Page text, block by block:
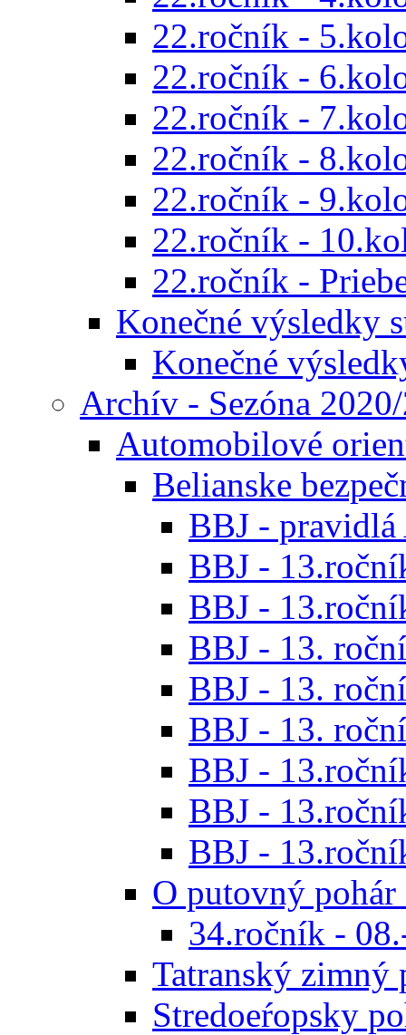
22.ročník -
22.ročník -
22.ročník -
22.ročník -
22.ročník -
22.ročník -
22.ročník -
Konečné výsledky
Konečné
Archív - Sezóna
Automobilové
Belianske
BBJ - pravidlá
BBJ -
BBJ -
BBJ - 13.
BBJ - 13.
BBJ - 13.
BBJ -
BBJ -
BBJ -
O putovný
34.ročník -
Tatranský zimný
Stredoeŕopsky